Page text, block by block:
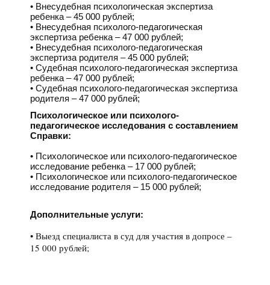
Внесудебная психологическая экспертиза
ребенка – 45 000 рублей;
Внесудебная психолого-педагогическая
экспертиза ребенка – 47 000 рублей;
Внесудебная психолого-педагогическая
экспертиза родителя – 45 000 рублей;
Судебная психолого-педагогическая экспертиза
ребенка – 47 000 рублей;
Судебная психолого-педагогическая экспертиза
родителя – 47 000 рублей;
Психологическое или психолого-
педагогическое исследования с составлением
Справки:
Психологическое или психолого-педагогическое
исследование ребенка – 17 000 рублей;
Психологическое или психолого-педагогическое
исследование родителя – 15 000 рублей;
Дополнительные услуги:
Выезд специалиста в суд для участия в допросе –
15 000 рублей;